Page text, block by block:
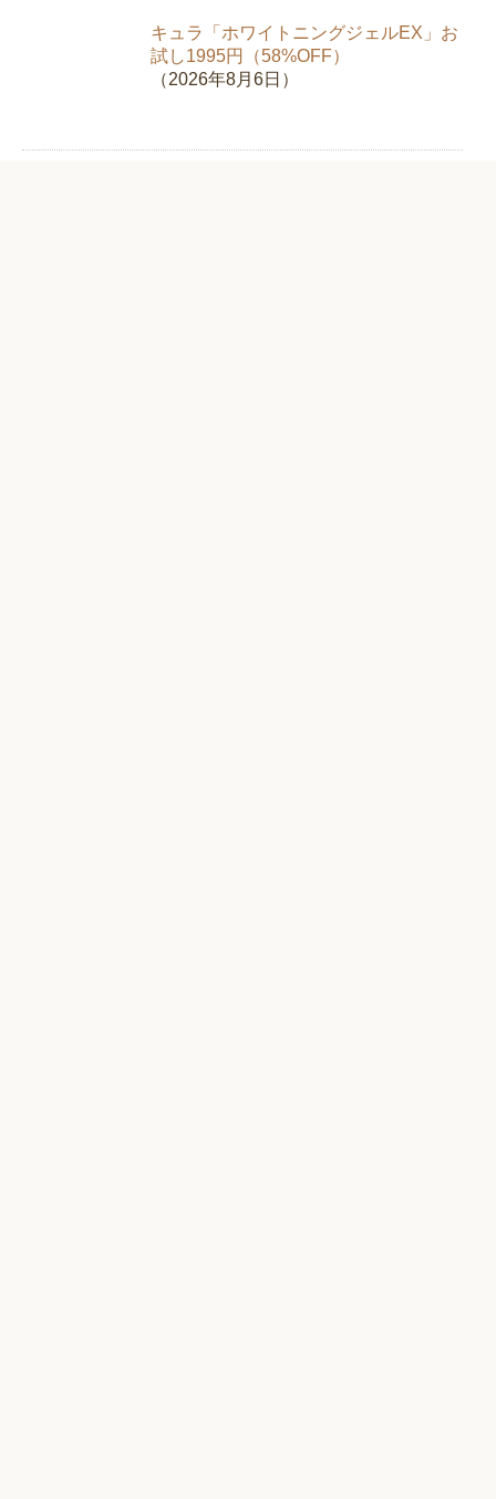
キュラ「ホワイトニングジェルEX」お
試し1995円（58%OFF）
（2026年8月6日）